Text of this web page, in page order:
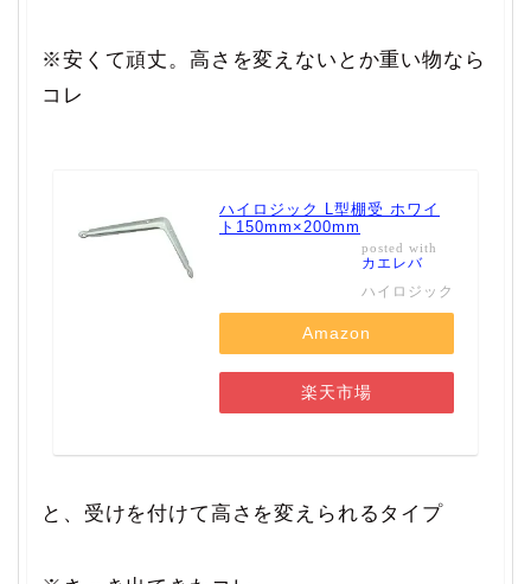
※安くて頑丈。高さを変えないとか重い物なら
コレ
ハイロジック L型棚受 ホワイ
ト150mm×200mm
posted with
カエレバ
ハイロジック
Amazon
楽天市場
と、受けを付けて高さを変えられるタイプ